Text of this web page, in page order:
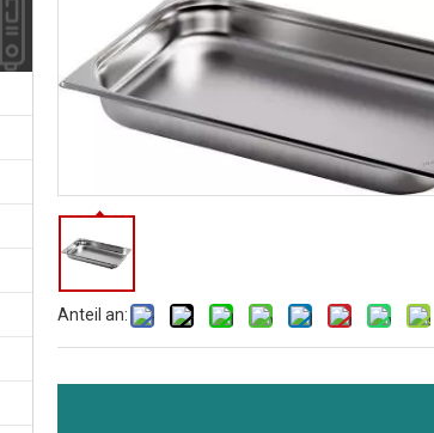
Anteil an: